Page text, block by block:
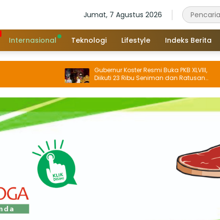
Jumat, 7 Agustus 2026
Internasional Teknologi Lifestyle Indeks Berita
Gubernur Koster Resmi Buka PKB XLVIII,
Diikuti 23 Ribu Seniman dan Ratusan
Sekaa, IKM/UMKM Digratiskan